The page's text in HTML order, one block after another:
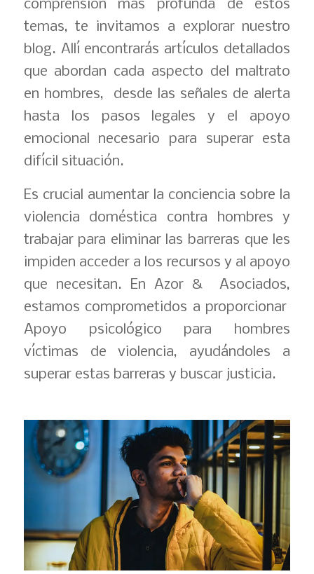
comprensión más profunda de estos
temas, te invitamos a explorar nuestro
blog. Allí encontrarás artículos detallados
que abordan cada aspecto del maltrato
en hombres, desde las señales de alerta
hasta los pasos legales y el apoyo
emocional necesario para superar esta
difícil situación.
Es crucial aumentar la conciencia sobre la
violencia doméstica contra hombres y
trabajar para eliminar las barreras que les
impiden acceder a los recursos y al apoyo
que necesitan. En Azor & Asociados,
estamos comprometidos a proporcionar
Apoyo psicológico para hombres
víctimas de violencia, ayudándoles a
superar estas barreras y buscar justicia.